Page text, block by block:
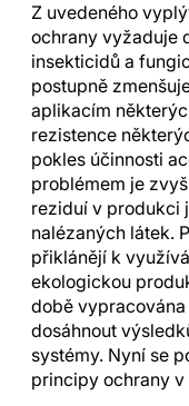
Z uvedeného
ochrany vyžaduje
insekticidů a
postupně
aplikacím
rezistence
pokles účinnosti
problémem je
reziduí v produkci
nalézaných látek.
přiklánějí k
ekologickou
době
dosáhnout
systémy. Nyní se
principy ochrany